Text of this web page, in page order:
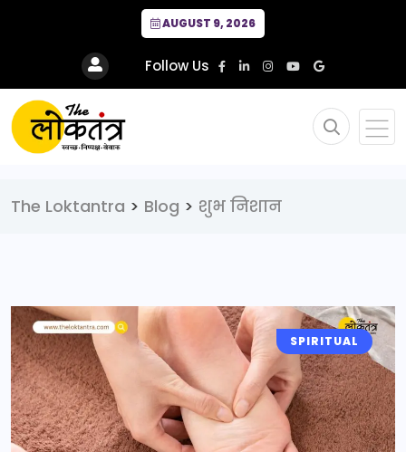
AUGUST 9, 2026
Follow Us
The Loktantra > Blog > शुभ निशान
SPIRITUAL